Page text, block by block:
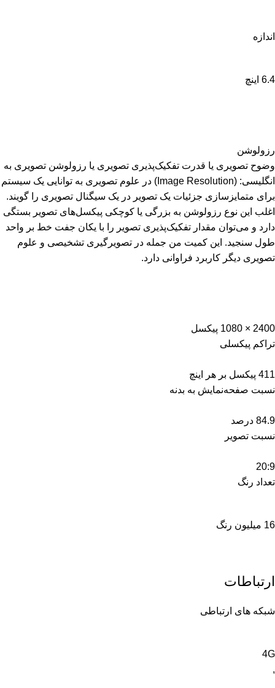
اندازه
6.4 اینچ
رزولوشن
وضوح تصویری یا قدرت تفکیک‌پذیری تصویری یا رزولوشن تصویری به
انگلیسی: (Image Resolution)‏ در علوم تصویری به توانایی یک سیستم
برای متمایزسازی جزئیات یک تصویر در یک سیگنال تصویری را گویند.
اغلب این نوع رزولوشن به بزرگی یا کوچکی پیکسل‌های تصویر بستگی
دارد و می‌توان مقدار تفکیک‌پذیری تصویر را با یکان جفت خط بر واحد
طول سنجید. این کمیت من جمله در تصویرگیری تشخیصی و علوم
تصویری دیگر کاربرد فراوانی دارد.
2400 × 1080 پیکسل
تراکم پیکسلی
411 پیکسل بر هر اینچ
نسبت صفحه‌نمایش به بدنه
84.9 درصد
نسبت تصویر
20:9
تعداد رنگ
16 میلیون رنگ
ارتباطات
شبکه های ارتباطی
4G
,